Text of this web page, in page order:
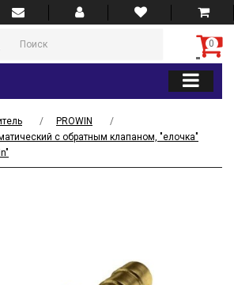
0
PROWIN
с обратным клапаном, "елочка"